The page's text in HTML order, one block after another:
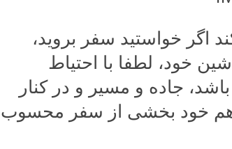
اگر خواستید سفر بروید،
خود، لطفا با احتیاط
جاده و مسیر و در کنار
هم خود بخشی از سفر محسوب